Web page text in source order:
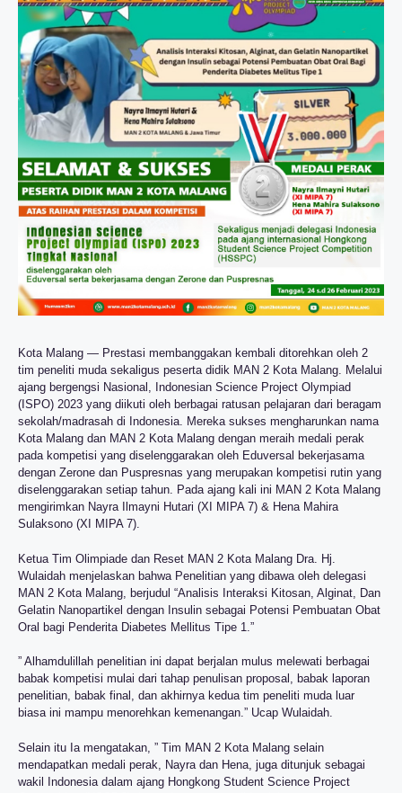
Kota Malang — Prestasi membanggakan kembali ditorehkan oleh 2
tim peneliti muda sekaligus peserta didik MAN 2 Kota Malang. Melalui
ajang bergengsi Nasional, Indonesian Science Project Olympiad
(ISPO) 2023 yang diikuti oleh berbagai ratusan pelajaran dari beragam
sekolah/madrasah di Indonesia. Mereka sukses mengharunkan nama
Kota Malang dan MAN 2 Kota Malang dengan meraih medali perak
pada kompetisi yang diselenggarakan oleh Eduversal bekerjasama
dengan Zerone dan Puspresnas yang merupakan kompetisi rutin yang
diselenggarakan setiap tahun. Pada ajang kali ini MAN 2 Kota Malang
mengirimkan Nayra Ilmayni Hutari (XI MIPA 7) & Hena Mahira
Sulaksono (XI MIPA 7).
Ketua Tim Olimpiade dan Reset MAN 2 Kota Malang Dra. Hj.
Wulaidah menjelaskan bahwa Penelitian yang dibawa oleh delegasi
MAN 2 Kota Malang, berjudul “Analisis Interaksi Kitosan, Alginat, Dan
Gelatin Nanopartikel dengan Insulin sebagai Potensi Pembuatan Obat
Oral bagi Penderita Diabetes Mellitus Tipe 1.”
” Alhamdulillah penelitian ini dapat berjalan mulus melewati berbagai
babak kompetisi mulai dari tahap penulisan proposal, babak laporan
penelitian, babak final, dan akhirnya kedua tim peneliti muda luar
biasa ini mampu menorehkan kemenangan.” Ucap Wulaidah.
Selain itu Ia mengatakan, ” Tim MAN 2 Kota Malang selain
mendapatkan medali perak, Nayra dan Hena, juga ditunjuk sebagai
wakil Indonesia dalam ajang Hongkong Student Science Project